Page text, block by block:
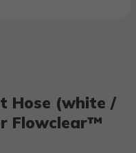
Hose (white /
Flowclear™